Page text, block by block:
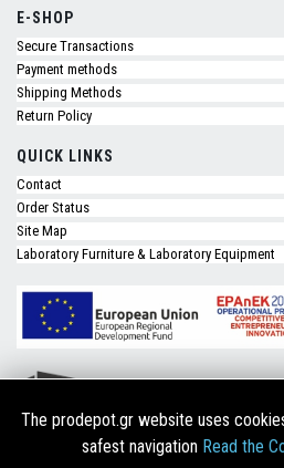
E-SHOP
Secure Transactions
Payment methods
Shipping Methods
Return Policy
QUICK LINKS
Contact
Order Status
Site Map
Laboratory Furniture & Laboratory Equipment
The prodepot.gr website uses
safest navigation Read the